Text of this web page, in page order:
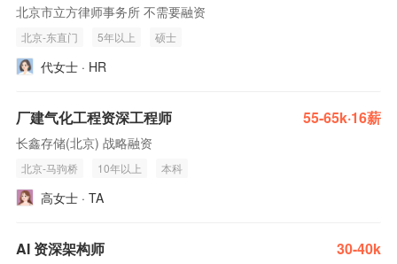
北京市立方律师事务所 不需要融资
北京-东直门 5年以上 硕士
代女士 · HR
厂建气化工程资深工程师 55-65k·16薪
长鑫存储(北京) 战略融资
北京-马驹桥 10年以上 本科
高女士 · TA
AI 资深架构师 30-40k